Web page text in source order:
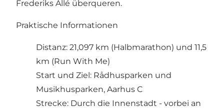
Frederiks Allé überqueren.
Praktische Informationen
Distanz: 21,097 km (Halbmarathon) und 11,5
km (Run With Me)
Start und Ziel: Rådhusparken und
Musikhusparken, Aarhus C
Strecke: Durch die Innenstadt - vorbei an